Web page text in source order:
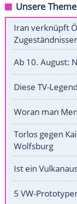
Unsere
Iran verknüpft
Ab 10. August:
Diese TV-
Woran man
Torlos gegen
Wolfsburg
Ist ein
5 VW-